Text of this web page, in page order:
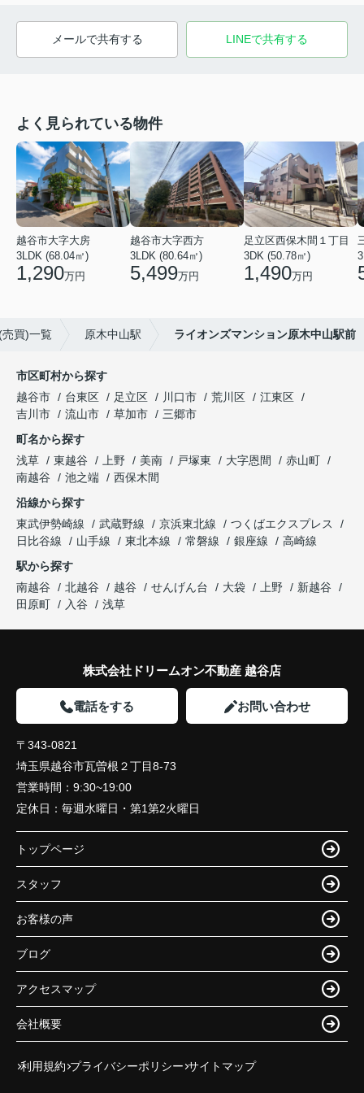
メールで共有する LINEで共有する
よく見られている物件
越谷市大字大房
3LDK (68.04㎡)
1,290万円
越谷市大字西方
3LDK (80.64㎡)
5,499万円
足立区西保木間１丁目
3DK (50.78㎡)
1,490万円
買)一覧 原木中山駅 ライオンズマンション原木中山駅前
市区町村から探す
越谷市
台東区 足立区 川口市 荒川区
江東区
吉川市
流山市 草加市
三郷市
町名から探す
浅草
東越谷 上野 美南 戸塚東 大字恩間
赤山町
南越谷
池之端
西保木間
沿線から探す
東武伊勢崎線
武蔵野線 京浜東北線
つくばエクスプレス
日比谷線
山手線 東北本線 常磐線 銀座線
高崎線
駅から探す
南越谷
北越谷 越谷 せんげん台 大袋 上野
新越谷
田原町
入谷 浅草
株式会社ドリームオン不動産 越谷店
電話をする お問い合わせ
〒343-0821
埼玉県越谷市瓦曽根２丁目8-73
営業時間： 9:30~19:00
定休日： 毎週水曜日・第1第2火曜日
トップページ
スタッフ
お客様の声
ブログ
アクセスマップ
会社概要
利用規約 プライバシーポリシー サイトマップ